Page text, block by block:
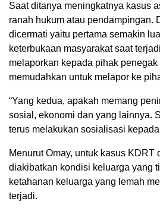
Saat ditanya meningkatnya kasus
ranah hukum atau pendampingan.
dicermati yaitu pertama semakin
keterbukaan masyarakat saat
melaporkan kepada pihak penegak
memudahkan untuk melapor ke
“Yang kedua, apakah memang
sosial, ekonomi dan yang lainnya.
terus melakukan sosialisasi kepada
Menurut Omay, untuk kasus KDRT
diakibatkan kondisi keluarga yang
ketahanan keluarga yang lemah
terjadi.